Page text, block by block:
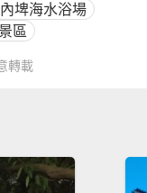
內埤海水浴場
區
轉載